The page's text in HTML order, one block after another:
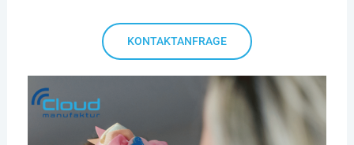
KONTAKTANFRAGE